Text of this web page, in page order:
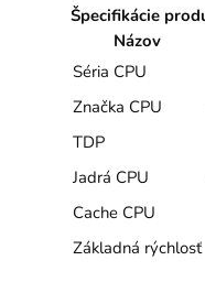
Špecifikácie
Názov
Séria CPU
Značka CPU
TDP
Jadrá CPU
Cache CPU
Základná rýchlosť